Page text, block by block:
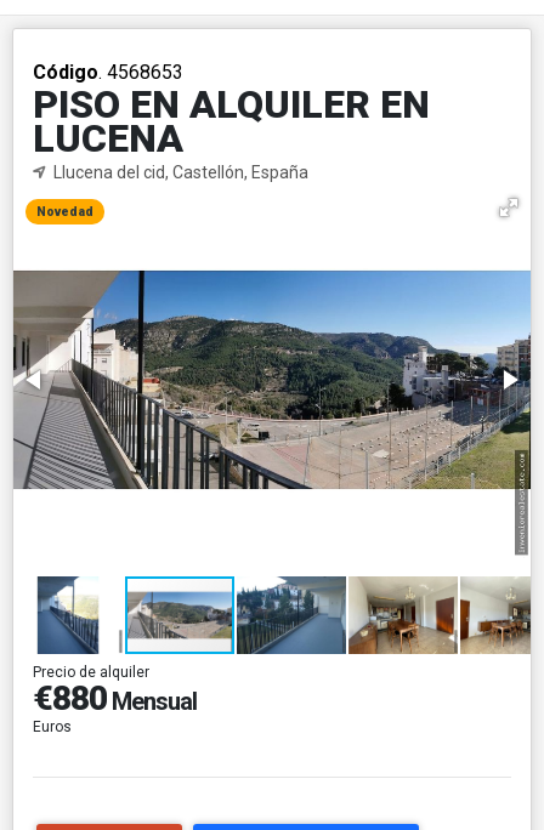
Código. 4568653
PISO EN ALQUILER EN
LUCENA
Llucena del cid, Castellón, España
Novedad
Precio de alquiler
€880 Mensual
Euros